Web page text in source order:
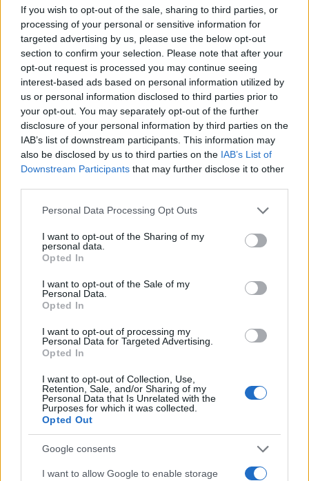
If you wish to opt-out of the sale, sharing to third parties, or
processing of your personal or sensitive information for
targeted advertising by us, please use the below opt-out
section to confirm your selection. Please note that after your
opt-out request is processed you may continue seeing
interest-based ads based on personal information utilized by
us or personal information disclosed to third parties prior to
your opt-out. You may separately opt-out of the further
disclosure of your personal information by third parties on the
IAB’s list of downstream participants. This information may
also be disclosed by us to third parties on the IAB’s List of
Downstream Participants that may further disclose it to other
Please note that this website/app uses one or more Google
not limited to your visit or usage behaviour. You may click to
grant or deny consent to Google and its third-party tags to
use your data for below specified purposes in below Google
consent section.
Personal Data Processing Opt Outs
I want to opt-out of the Sharing of my
personal data.
Opted In
I want to opt-out of the Sale of my
Personal Data.
Opted In
I want to opt-out of processing my
Personal Data for Targeted Advertising.
Opted In
I want to opt-out of Collection, Use,
Retention, Sale, and/or Sharing of my
Personal Data that Is Unrelated with the
Purposes for which it was collected.
Opted Out
Google consents
I want to allow Google to enable storage
ecosistema IA robusto e competitivo, ma le sue
implicazioni globali sono complesse e spesso
preoccupanti. La corsa all’IA non è solo una
questione di tecnologia, ma un vero e proprio
scontro per il controllo del potere globale nel XXI
secolo.Chi avrà la meglio in questa sfida?
Rimanete sintonizzati!
AUTORE
AiAdhubMedia